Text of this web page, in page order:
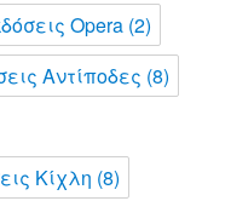
Opera (2)
Αντίποδες (8)
Κίχλη (8)